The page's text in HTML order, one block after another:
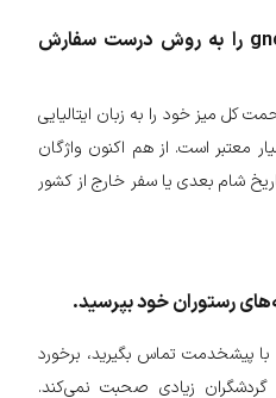
را به روش درست سفارش
کل میز خود را به زبان ایتالیایی
است. از هم اکنون واژگان
شام بعدی یا سفر خارج از کشور
رستوران خود بپرسید.
پیشخدمت تماس بگیرید، برخورد
زیادی صحبت نمی‌کند.